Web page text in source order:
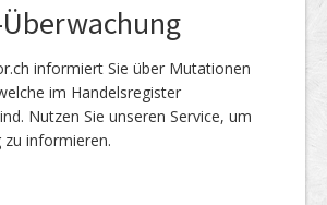
informiert Sie über Mutationen
im Handels­register
Nutzen Sie unseren Service, um
zu informieren.